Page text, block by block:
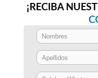
¡RECIBA